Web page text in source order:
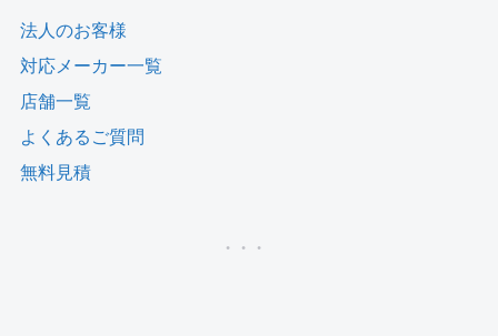
法人のお客様
対応メーカー一覧
店舗一覧
よくあるご質問
無料見積